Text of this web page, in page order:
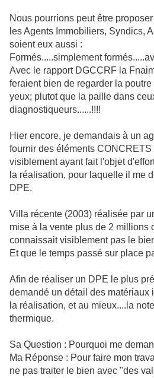
Nous pourrions peut être
les Agents Immobiliers, Syndics,
soient eux aussi :
Formés.....simplement
Avec le rapport DGCCRF la
feraient bien de regarder la
yeux; plutot que la paille dans
diagnostiqueurs......!!!!
Hier encore, je demandais à un
fournir des éléments CONCRETS
visiblement ayant fait l'objet
la réalisation, pour laquelle il me
DPE.
Villa récente (2003) réalisée par
mise à la vente plus de 2 millions
connaissait visiblement pas le
Et que le temps passé sur place
Afin de réaliser un DPE le plus
demandé un détail des matériaux
la réalisation, et au mieux....la
thermique.
Sa Question : Pourquoi me
Ma Réponse : Pour faire mon
ne pas traiter le bien avec "des